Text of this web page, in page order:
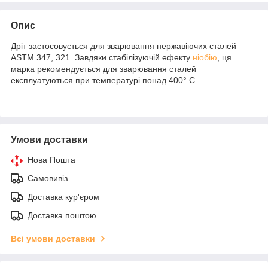
Опис
Дріт застосовується для зварювання нержавіючих сталей
ASTM 347, 321. Завдяки стабілізуючій ефекту ніобію , ця
марка рекомендується для зварювання сталей
експлуатуються при температурі понад 400° С.
Умови доставки
Нова Пошта
Самовивіз
Доставка кур'єром
Доставка поштою
Всі умови доставки